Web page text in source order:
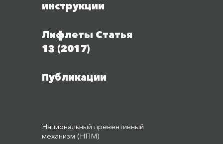
инструкции
Лифлеты Статья
13 (2017)
Публикации
Национальный превентивный
механизм (НПМ)